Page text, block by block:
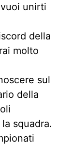
unirti
della
molto
sul
della
squadra.